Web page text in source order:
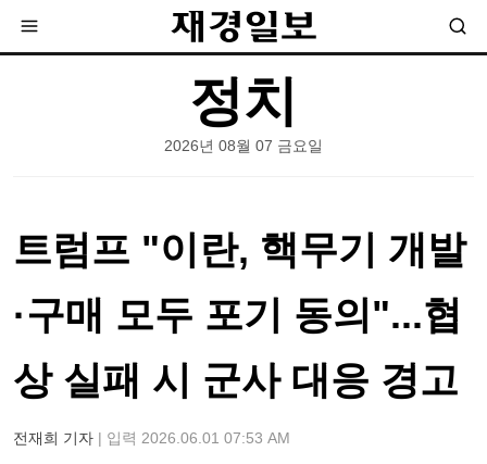
정치
2026년 08월 07 금요일
트럼프 "이란, 핵무기 개발
·구매 모두 포기 동의"...협
상 실패 시 군사 대응 경고
전재희 기자 | 입력 2026.06.01 07:53 AM